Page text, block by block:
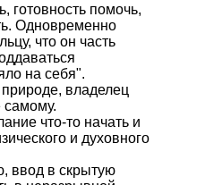
готовность помочь,
Одновременно
что он часть
на себя".
владелец
самому.
что-то начать и
и духовного
ввод в скрытую